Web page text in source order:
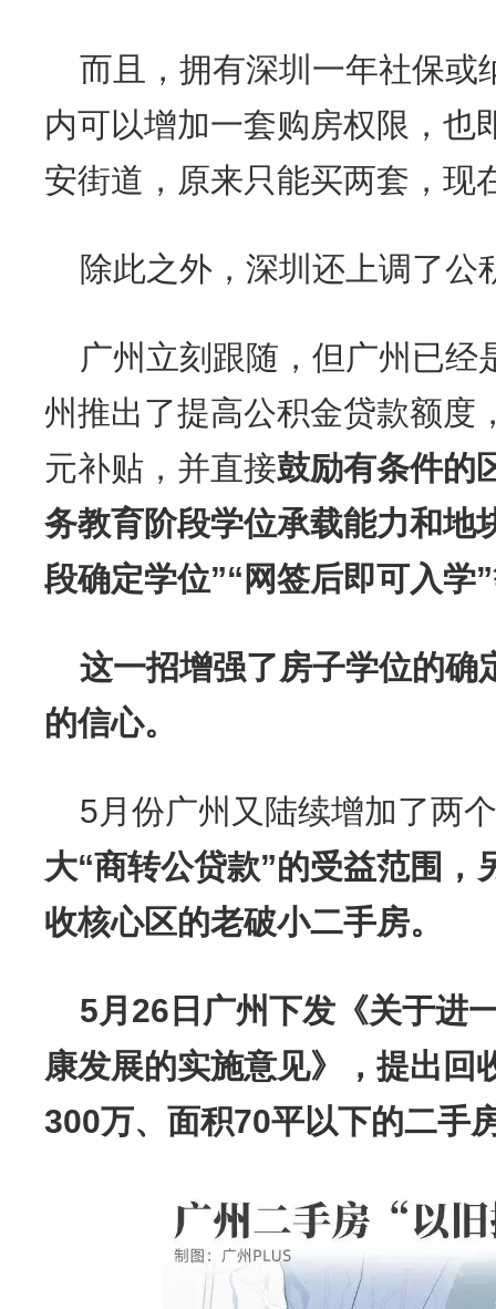
而且，拥有深圳一年社保或
内可以增加一套购房权限，也
安街道，原来只能买两套，现
除此之外，深圳还上调了公
广州立刻跟随，但广州已经
州推出了提高公积金贷款额度
元补贴，并直接鼓励有条件的
务教育阶段学位承载能力和地
段确定学位”“网签后即可入学
这一招增强了房子学位的确
的信心。
5月份广州又陆续增加了两个
大“商转公贷款”的受益范围，
收核心区的老破小二手房。
5月26日广州下发《关于进
康发展的实施意见》，提出回
300万、面积70平以下的二手